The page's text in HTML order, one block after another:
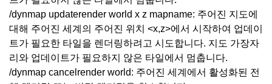
/dynmap updaterender world x z mapname: 주어진 지도에
대해 주어진 세계의 주어진 위치 <x,z>에서 시작하여 업데이
트가 필요한 타일을 렌더링하려고 시도합니다. 지도 가장자
리와 업데이트가 필요하지 않은 타일에서 멈춥니다.
/dynmap cancelrender world: 주어진 세계에서 활성화된 전